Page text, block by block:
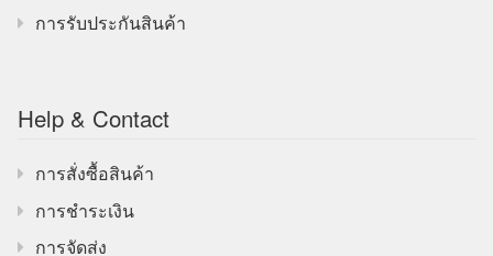
การรับประกันสินค้า
Help & Contact
การสั่งซื้อสินค้า
การชำระเงิน
การจัดส่ง